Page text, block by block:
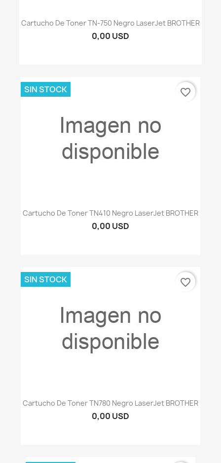
Cartucho De Toner TN-750 Negro LaserJet BROTHER
0,00 USD
Cartucho De Toner TN410 Negro LaserJet BROTHER
0,00 USD
SIN STOCK favorite_border
Cartucho De Toner TN780 Negro LaserJet BROTHER
0,00 USD
SIN STOCK favorite_border